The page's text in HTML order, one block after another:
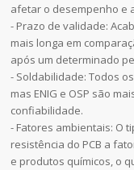
afetar o desempenho e
- Prazo de validade:
mais longa em
após um determinado
- Soldabilidade: Todos
mas ENIG e OSP são
confiabilidade.
- Fatores ambientais: O
resistência do PCB a
e produtos químicos, o